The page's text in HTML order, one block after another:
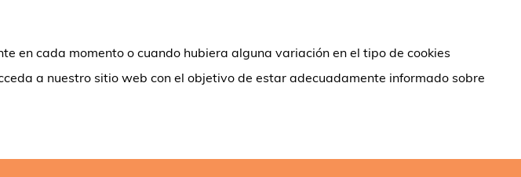
en cada momento o cuando hubiera alguna variación en el tipo de cookies
a nuestro sitio web con el objetivo de estar adecuadamente informado sobre